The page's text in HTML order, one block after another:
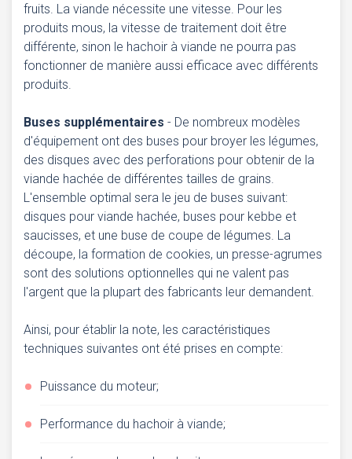
fruits. La viande nécessite une vitesse. Pour les
produits mous, la vitesse de traitement doit être
différente, sinon le hachoir à viande ne pourra pas
fonctionner de manière aussi efficace avec différents
produits.
Buses supplémentaires - De nombreux modèles
d'équipement ont des buses pour broyer les légumes,
des disques avec des perforations pour obtenir de la
viande hachée de différentes tailles de grains.
L'ensemble optimal sera le jeu de buses suivant:
disques pour viande hachée, buses pour kebbe et
saucisses, et une buse de coupe de légumes. La
découpe, la formation de cookies, un presse-agrumes
sont des solutions optionnelles qui ne valent pas
l'argent que la plupart des fabricants leur demandent.
Ainsi, pour établir la note, les caractéristiques
techniques suivantes ont été prises en compte:
Puissance du moteur;
Performance du hachoir à viande;